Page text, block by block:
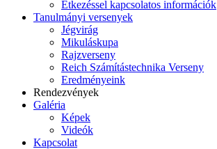
Étkezéssel kapcsolatos információk
Tanulmányi versenyek
Jégvirág
Mikuláskupa
Rajzverseny
Reich Számítástechnika Verseny
Eredményeink
Rendezvények
Galéria
Képek
Videók
Kapcsolat